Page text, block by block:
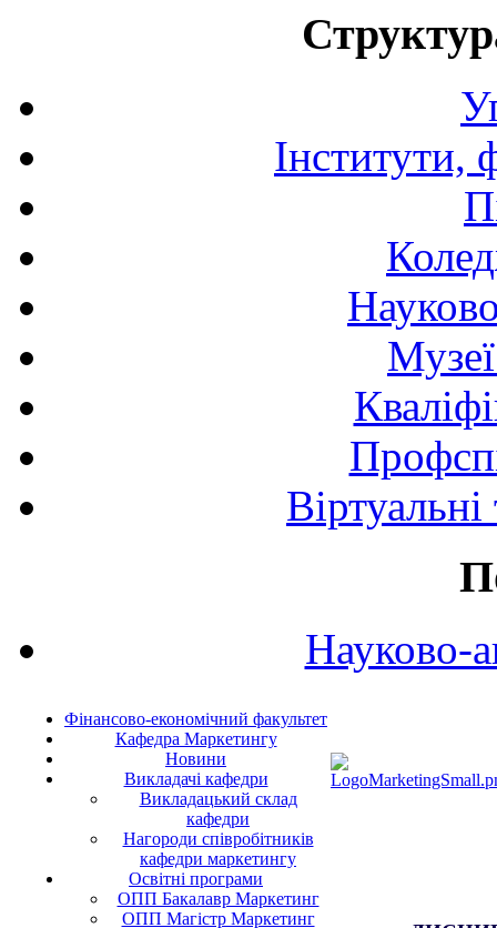
Інститути,
Науково-
Фінансово-економічний факультет
Кафедра Маркетингу
Новини
Викладачі кафедри
Викладацький склад
кафедри
Нагороди співробітників
кафедри маркетингу
Освітні програми
ОПП Бакалавр Маркетинг
ОПП Магістр Маркетинг